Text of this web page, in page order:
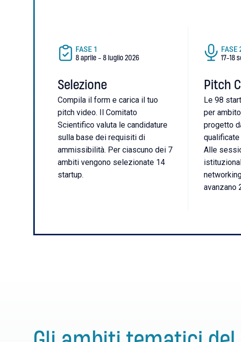
FASE 1
8 aprile - 8 luglio 2026
Selezione
Compila il form e carica il tuo
pitch video. Il Comitato
Scientifico valuta le candidature
sulla base dei requisiti di
ammissibilità. Per ciascuno dei 7
ambiti vengono selezionate 14
startup.
FASE
17-18
Pitch
Le 98
per
progetto
qualificate
Alle
avanzano